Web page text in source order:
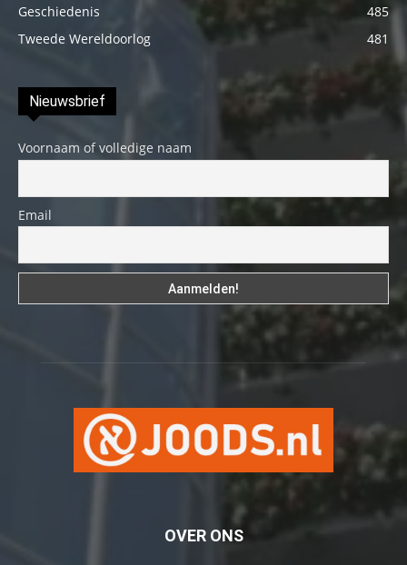
Geschiedenis
485
Tweede Wereldoorlog
481
Nieuwsbrief
Voornaam of volledige naam
Email
OVER ONS